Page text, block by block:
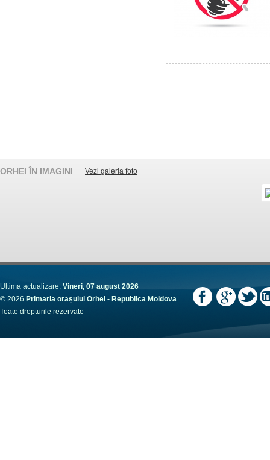
ORHEI ÎN IMAGINI Vezi galeria foto
Ultima actualizare: Vineri, 07 august 2026
© 2026 Primaria orașului Orhei - Republica Moldova
Toate drepturile rezervate